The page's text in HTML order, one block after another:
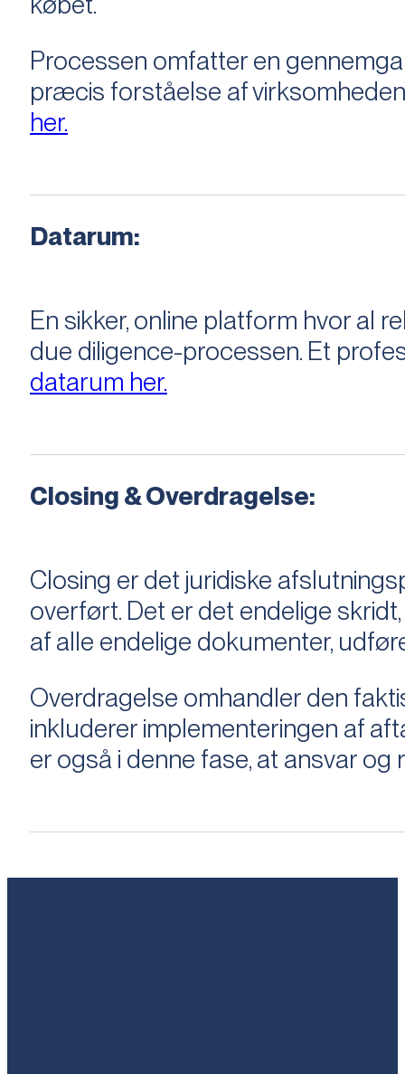
Processen omfatter en
præcis forståelse af
her.
Datarum:
En sikker, online platform hvor al
due diligence-processen. Et
datarum her.
Closing & Overdragelse:
Closing er det juridiske
overført. Det er det endelige
af alle endelige dokumenter,
Overdragelse omhandler den
inkluderer implementeringen af
er også i denne fase, at ansvar